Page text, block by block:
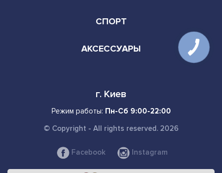
СПОРТ
АКСЕССУАРЫ
г. Киев
Режим работы: Пн-Сб 9:00-22:00
© Copyright - All rights reserved. 2026
Facebook Instagram